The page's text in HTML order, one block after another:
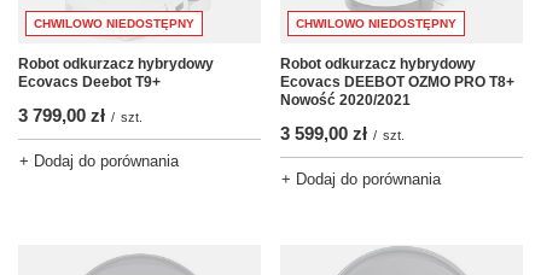
CHWILOWO NIEDOSTĘPNY
Robot odkurzacz hybrydowy
Ecovacs Deebot T9+
3 799,00 zł / szt.
+ Dodaj do porównania
CHWILOWO NIEDOSTĘPNY
Robot odkurzacz hybrydowy
Ecovacs DEEBOT OZMO PRO T8+
Nowość 2020/2021
3 599,00 zł / szt.
+ Dodaj do porównania